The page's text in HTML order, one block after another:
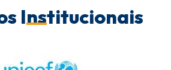
Institucionais